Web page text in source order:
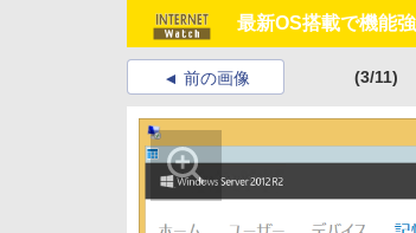
最新OS搭載で機能
前の画像 (3/11)